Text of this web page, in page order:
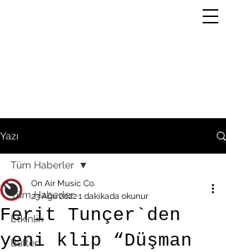
Yazı
Tüm Haberler
Etkinlik
Bülten
Tüm Haberler
Ferit Tunçer`den
yeni klip “Düşman
On Air Music Co.
23 Ağu 20221 dakikada okunur